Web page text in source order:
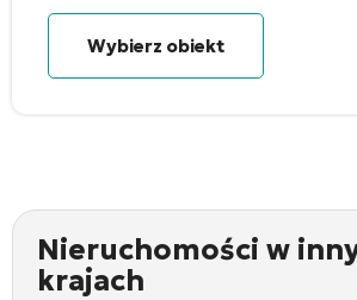
Wybierz obiekt
Nieruchomości w
krajach